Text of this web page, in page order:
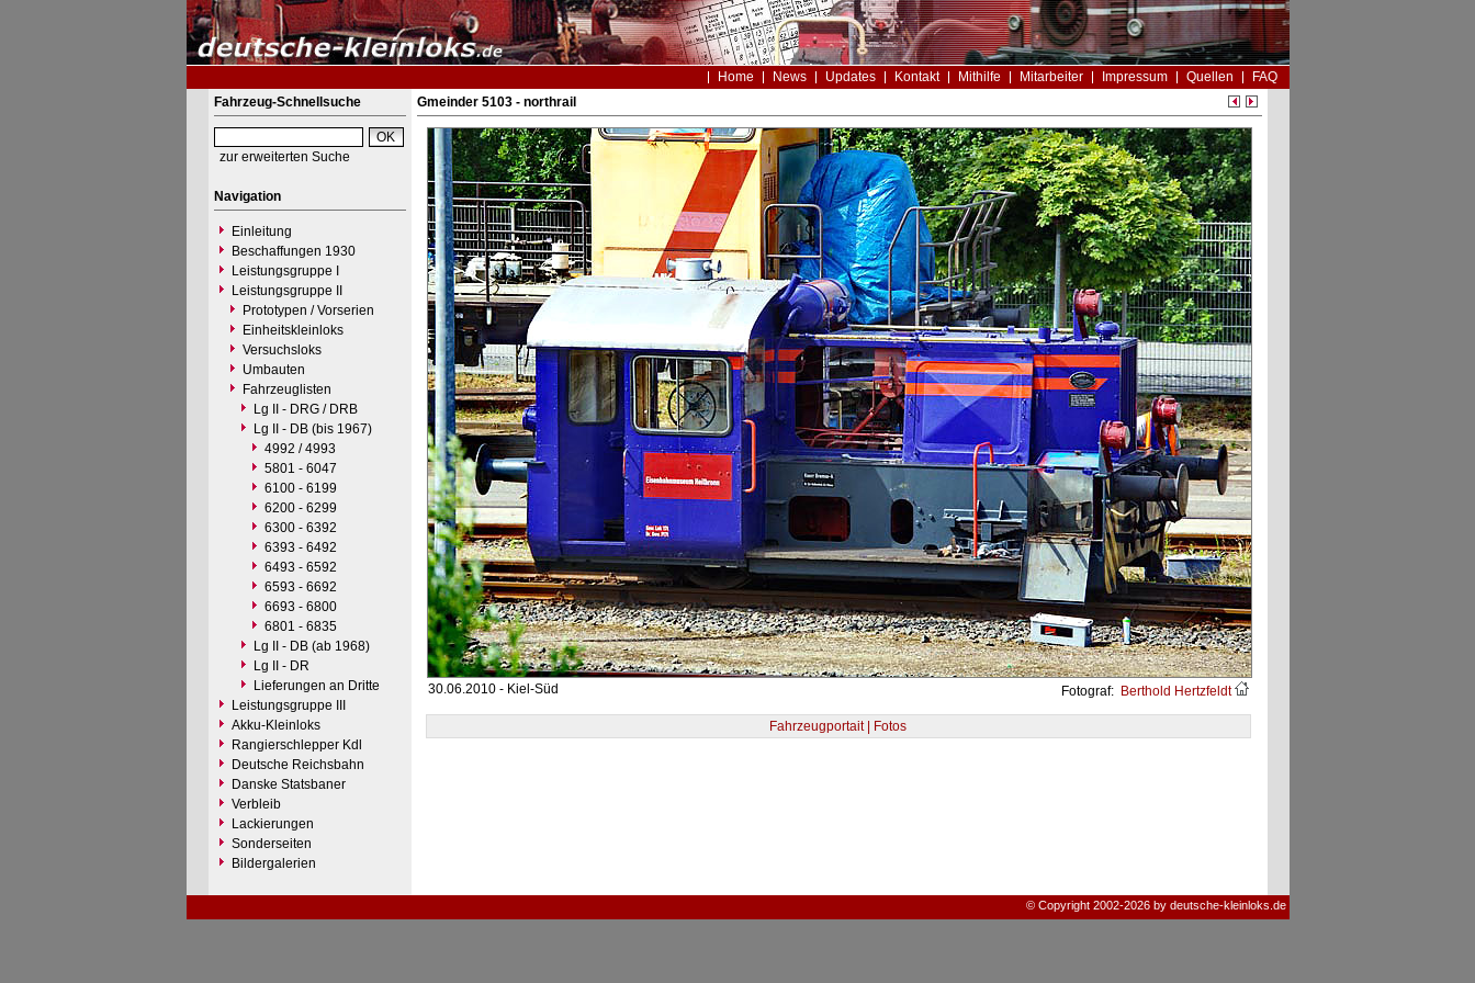
Home News Updates Kontakt Mithilfe Mitarbeiter Impressum Quellen
FAQ
Fahrzeug-Schnellsuche
zur erweiterten Suche
Navigation
Einleitung
Beschaffungen 1930
Leistungsgruppe I
Leistungsgruppe II
Prototypen / Vorserien
Einheitskleinloks
Versuchsloks
Umbauten
Fahrzeuglisten
Lg II - DRG / DRB
Lg II - DB (bis 1967)
4992 / 4993
5801 - 6047
6100 - 6199
6200 - 6299
6300 - 6392
6393 - 6492
6493 - 6592
6593 - 6692
6693 - 6800
6801 - 6835
Lg II - DB (ab 1968)
Lg II - DR
Lieferungen an Dritte
Leistungsgruppe III
Akku-Kleinloks
Rangierschlepper Kdl
Deutsche Reichsbahn
Danske Statsbaner
Verbleib
Lackierungen
Sonderseiten
Bildergalerien
Gmeinder 5103 - northrail
30.06.2010 - Kiel-Süd Fotograf: Berthold Hertzfeldt
Fahrzeugportait | Fotos
© Copyright 2002-2026 by deutsche-kleinloks.de